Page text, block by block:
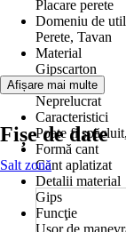
Placare perete
Domeniu de
Perete, Tavan
Material
Gipscarton
Tratare
Neprelucrat
Caracteristici
Poate fi
Formă cant
Cant aplatizat
Detalii material
Gips
Funcţie
Ușor de
Afișare mai multe
Fișe de date
Salt zonă